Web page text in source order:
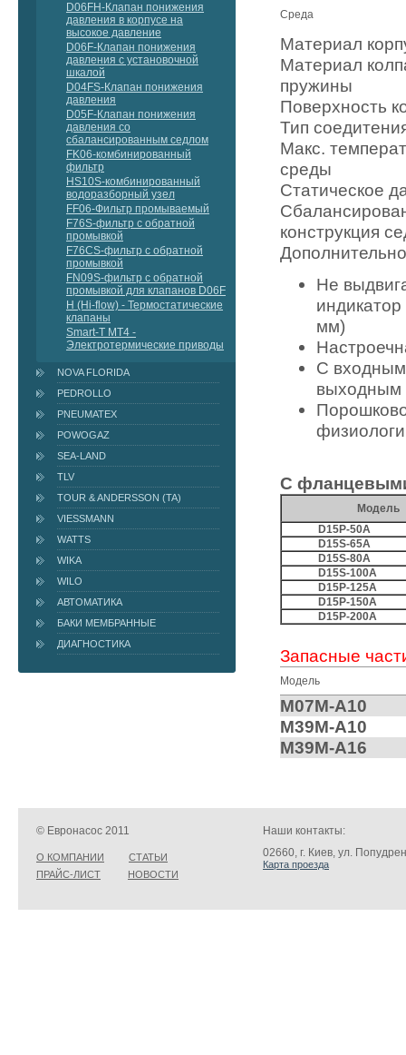
D06FH-Клапан понижения
давления в корпусе на
высокое давление
D06F-Клапан понижения
давления с установочной
шкалой
D04FS-Клапан понижения
давления
D05F-Клапан понижения
давления со
сбалансированным седлом
FK06-комбинированный
фильтр
HS10S-комбинированный
водоразборный узел
FF06-Фильтр промываемый
F76S-фильтр с обратной
промывкой
F76СS-фильтр с обратной
промывкой
FN09S-фильтр с обратной
промывкой для клапанов D06F
H (Hi-flow) - Термостатические
клапаны
Smart-T MT4 -
Электротермические приводы
NOVA FLORIDA
PEDROLLO
PNEUMATEX
POWOGAZ
SEA-LAND
TLV
TOUR & ANDERSSON (TA)
VIESSMANN
WATTS
WIKA
WILO
АВТОМАТИКА
БАКИ МЕМБРАННЫЕ
ДИАГНОСТИКА
Среда
Материал
Материал
пружины
Поверхность
Тип
Макс.
среды
Статическое
конструкция
Не
мм)
С
выходным
С
Модель
D15P-50A
D15S-65A
D15S-80A
D15S-100A
D15P-125A
D15P-150A
D15P-200A
Запасные
Модель
M07M-A10
M39M-A10
M39M-A16
© Евронасос 2011
О КОМПАНИИ
СТАТЬИ
ПРАЙС-ЛИСТ
НОВОСТИ
Наши контакты:
02660, г. Киев, ул.
Карта проезда